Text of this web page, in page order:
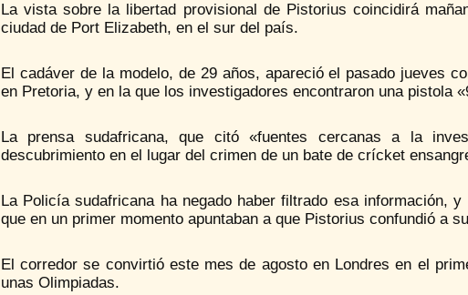
La vista sobre la libertad provisional de Pistorius coincidirá
ciudad de Port Elizabeth, en el sur del país.
El cadáver de la modelo, de 29 años, apareció el pasado jueves
en Pretoria, y en la que los investigadores encontraron una pistola
La prensa sudafricana, que citó «fuentes cercanas a la
descubrimiento en el lugar del crimen de un bate de crícket
La Policía sudafricana ha negado haber filtrado esa información,
que en un primer momento apuntaban a que Pistorius confundió a
El corredor se convirtió este mes de agosto en Londres en el
unas Olimpiadas.